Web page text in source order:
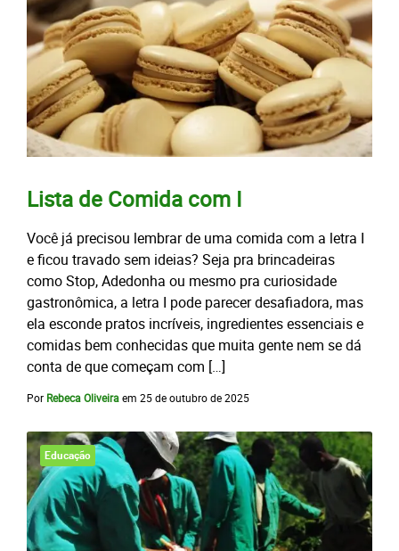
Lista de Comida com I
Você já precisou lembrar de uma comida com a letra I
e ficou travado sem ideias? Seja pra brincadeiras
como Stop, Adedonha ou mesmo pra curiosidade
gastronômica, a letra I pode parecer desafiadora, mas
ela esconde pratos incríveis, ingredientes essenciais e
comidas bem conhecidas que muita gente nem se dá
conta de que começam com […]
Por Rebeca Oliveiraem 25 de outubro de 2025
Educação